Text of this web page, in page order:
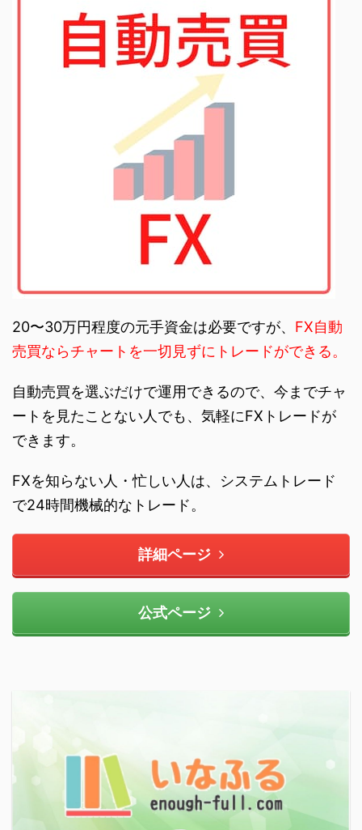
20〜30万円程度の元手資金は必要ですが、 FX自動
売買ならチャートを一切見ずにトレードができる。
自動売買を選ぶだけで運用できるので、今までチャ
ートを見たことない人でも、気軽にFXトレードが
できます。
FXを知らない人・忙しい人は、システムトレード
で24時間機械的なトレード。
詳細ページ
公式ページ